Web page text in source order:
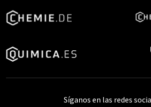
Síganos en las redes